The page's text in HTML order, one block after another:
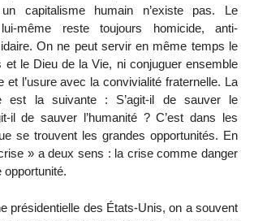
capitalisme humain n’existe pas. Le
même reste toujours homicide, anti-
On ne peut servir en même temps le
et le Dieu de la Vie, ni conjuguer ensemble
et l’usure avec la convivialité fraternelle. La
est la suivante : S’agit-il de sauver le
il de sauver l’humanité ? C’est dans les
se trouvent les grandes opportunités. En
» a deux sens : la crise comme danger
présidentielle des États-Unis, on a souvent